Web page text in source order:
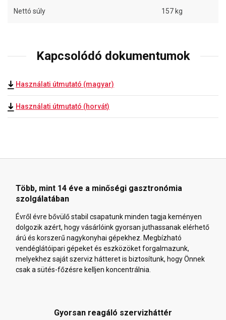
Nettó súly 157 kg
Kapcsolódó dokumentumok
Használati útmutató (magyar)
Használati útmutató (horvát)
Több, mint 14 éve a minőségi gasztronómia
szolgálatában
Évről évre bővülő stabil csapatunk minden tagja keményen
dolgozik azért, hogy vásárlóink gyorsan juthassanak elérhető
árú és korszerű nagykonyhai gépekhez. Megbízható
vendéglátóipari gépeket és eszközöket forgalmazunk,
melyekhez saját szerviz hátteret is biztosítunk, hogy Önnek
csak a sütés-főzésre kelljen koncentrálnia.
Gyorsan reagáló szervizháttér